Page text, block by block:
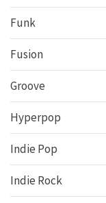
Funk
Fusion
Groove
Hyperpop
Indie Pop
Indie Rock